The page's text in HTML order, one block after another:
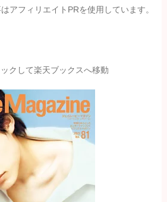
アフィリエイトPRを使用しています。
クして楽天ブックスへ移動